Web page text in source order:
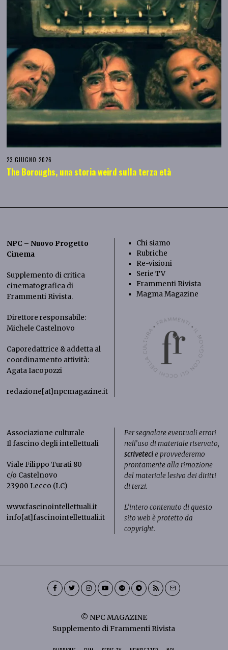
23 GIUGNO 2026
The Boroughs, una storia weird sulla terza età
NPC – Nuovo Progetto
Cinema
Supplemento di critica
cinematografica di
Frammenti Rivista.
Direttore responsabile:
Michele Castelnovo
Caporedattrice & addetta al
coordinamento attività:
Agata Iacopozzi
redazione[at]npcmagazine.it
Chi siamo
Rubriche
Re-visioni
Serie TV
Frammenti Rivista
Magma Magazine
Associazione culturale
Il fascino degli intellettuali
Viale Filippo Turati 80
c/o Castelnovo
23900 Lecco (LC)
www.fascinointellettuali.it
info[at]fascinointellettuali.it
Per segnalare eventuali errori
nell’uso di materiale riservato,
scrivetecie provvederemo
prontamente alla rimozione
del materiale lesivo dei diritti
di terzi.
L’intero contenuto di questo
sito web è protetto da
copyright.
© NPC MAGAZINE
Supplemento di Frammenti Rivista